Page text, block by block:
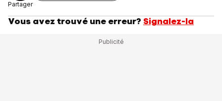
Partager
Vous avez trouvé une erreur? Signalez-la